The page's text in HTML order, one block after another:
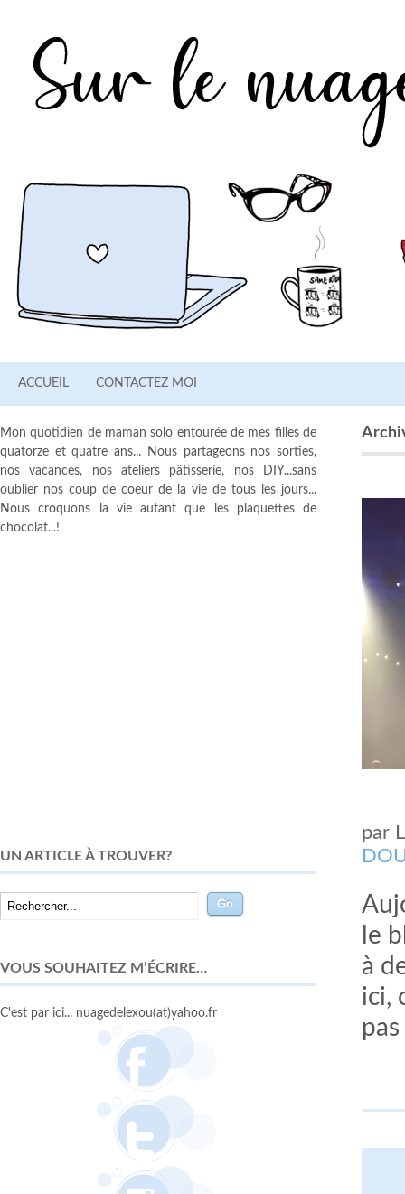
ACCUEIL CONTACTEZ MOI
par
le
à
ici,
Mon quotidien de maman solo entourée de mes filles de
quatorze et quatre ans... Nous partageons nos sorties,
nos vacances, nos ateliers pâtisserie, nos DIY...sans
oublier nos coup de coeur de la vie de tous les jours...
Nous croquons la vie autant que les plaquettes de
chocolat...!
UN ARTICLE À TROUVER?
VOUS SOUHAITEZ M’ÉCRIRE…
C'est par ici... nuagedelexou(at)yahoo.fr